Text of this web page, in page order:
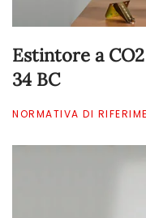
Estintore a
34 BC
NORMATIVA DI